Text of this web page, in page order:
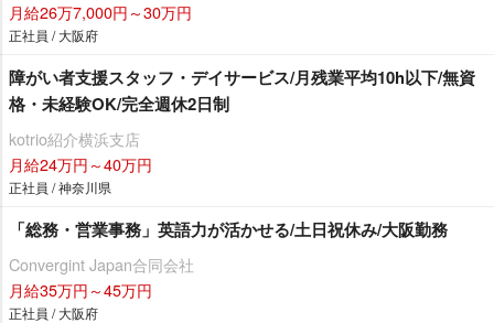
月給26万7,000円～30万円
正社員 / 大阪府
障がい者支援スタッフ・デイサービス/月残業平均10h以下/無資
格・未経験OK/完全週休2日制
kotrio紹介横浜支店
月給24万円～40万円
正社員 / 神奈川県
「総務・営業事務」英語力が活かせる/土日祝休み/大阪勤務
Convergint Japan合同会社
月給35万円～45万円
正社員 / 大阪府